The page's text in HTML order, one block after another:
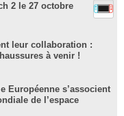
2 le 27 octobre
leur collaboration :
à venir !
Européenne s’associent
de l’espace